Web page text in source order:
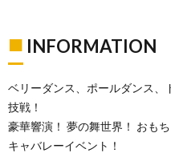
■ INFORMATION
ベリーダンス、ポールダンス、
技戦！
豪華響演！ 夢の舞世界！ おも
キャバレーイベント！